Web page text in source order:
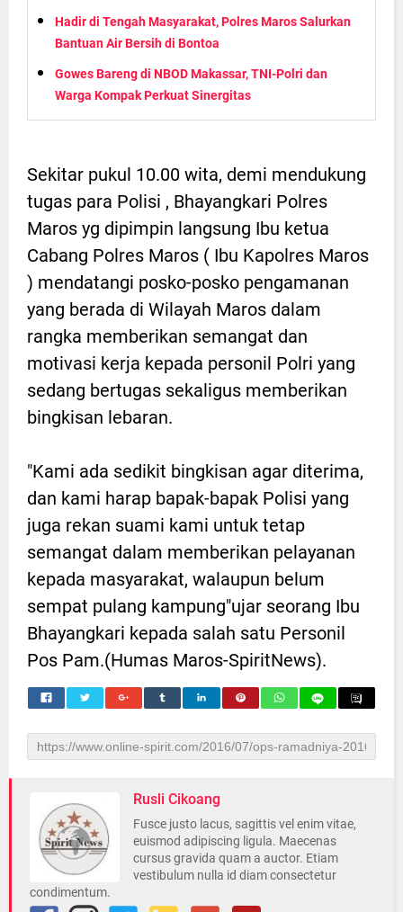
Hadir di Tengah Masyarakat, Polres Maros Salurkan
Bantuan Air Bersih di Bontoa
Gowes Bareng di NBOD Makassar, TNI-Polri dan
Warga Kompak Perkuat Sinergitas
Sekitar pukul 10.00 wita, demi mendukung
tugas para Polisi , Bhayangkari Polres
Maros yg dipimpin langsung Ibu ketua
Cabang Polres Maros ( Ibu Kapolres Maros
) mendatangi posko-posko pengamanan
yang berada di Wilayah Maros dalam
rangka memberikan semangat dan
motivasi kerja kepada personil Polri yang
sedang bertugas sekaligus memberikan
bingkisan lebaran.
"Kami ada sedikit bingkisan agar diterima,
dan kami harap bapak-bapak Polisi yang
juga rekan suami kami untuk tetap
semangat dalam memberikan pelayanan
kepada masyarakat, walaupun belum
sempat pulang kampung"ujar seorang Ibu
Bhayangkari kepada salah satu Personil
Pos Pam.(Humas Maros-SpiritNews).
Rusli Cikoang
Fusce justo lacus, sagittis vel enim vitae,
euismod adipiscing ligula. Maecenas
cursus gravida quam a auctor. Etiam
vestibulum nulla id diam consectetur
condimentum.